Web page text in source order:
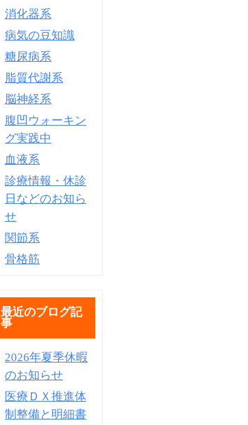
消化器系
病気の豆知識
糖尿病系
脂質代謝系
脳神経系
腹凹ウォーキン
グ実践中
血液系
診療情報・休診
日などのお知ら
せ
関節系
骨格筋
最近のブログ記
事
2026年夏季休暇
のお知らせ
医療ＤＸ推進体
制整備と明細書